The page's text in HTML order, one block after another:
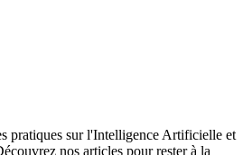
pratiques sur l'Intelligence Artificielle et
nos articles pour rester à la